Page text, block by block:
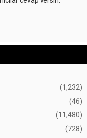
(1,232)
(46)
(11,480)
(728)